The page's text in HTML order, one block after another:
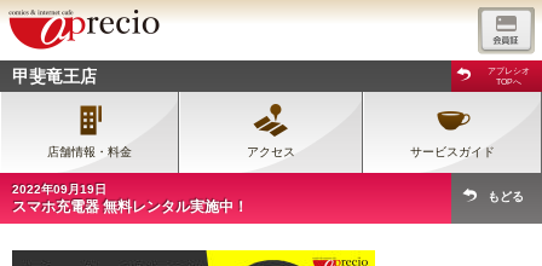
甲斐竜王店
アプレシオ
TOPへ
店舗情報・料金 アクセス サービスガイド
2022年09月19日
スマホ充電器 無料レンタル実施中！
もどる